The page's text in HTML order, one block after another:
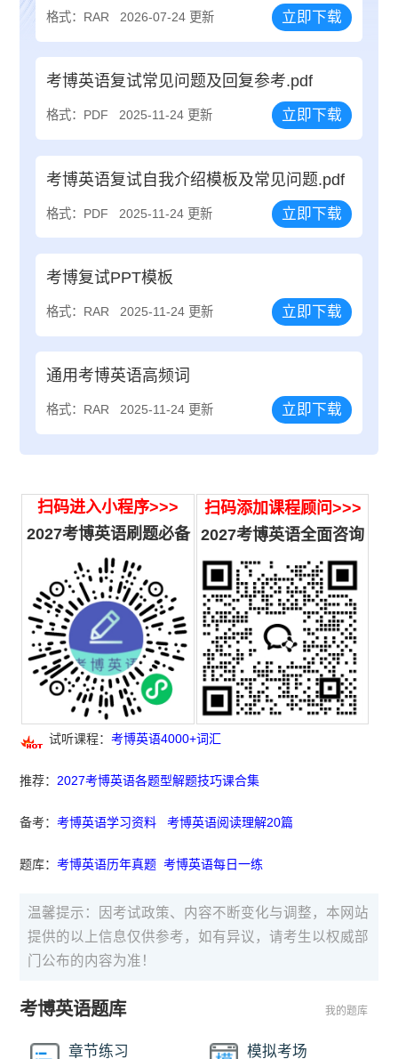
格式：RAR 2026-07-24 更新 立即下载
考博英语复试常见问题及回复参考.pdf
格式：PDF 2025-11-24 更新 立即下载
考博英语复试自我介绍模板及常见问题.pdf
格式：PDF 2025-11-24 更新 立即下载
考博复试PPT模板
格式：RAR 2025-11-24 更新 立即下载
通用考博英语高频词
格式：RAR 2025-11-24 更新 立即下载
扫码进入小程序>>>
2027考博英语刷题必备
扫码添加课程顾问>>>
2027考博英语全面咨询
试听课程：考博英语4000+词汇
推荐： 2027考博英语各题型解题技巧课合集
备考：考博英语学习资料 考博英语阅读理解20篇
题库：考博英语历年真题 考博英语每日一练
温馨提示：因考试政策、内容不断变化与调整，本网站
提供的以上信息仅供参考，如有异议，请考生以权威部
门公布的内容为准！
考博英语题库 我的题库
章节练习 模拟考场